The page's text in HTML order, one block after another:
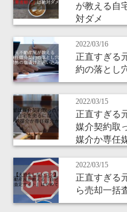
が教える自
対ダメ
2022/03/16
正直すぎる
約の落とし
2022/03/15
正直すぎる
媒介契約取
媒介か専任
2022/03/15
正直すぎる
ら売却一括